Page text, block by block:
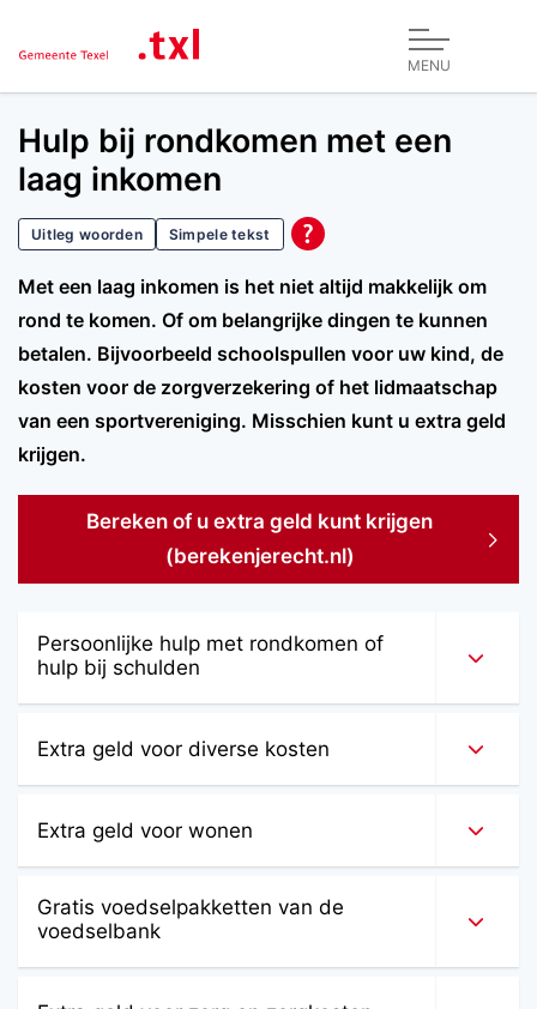
MENU
Hulp bij rondkomen met een
laag inkomen
Uitleg woorden Simpele tekst
Met een laag inkomen is het niet altijd makkelijk om
rond te komen. Of om belangrijke dingen te kunnen
betalen. Bijvoorbeeld schoolspullen voor uw kind, de
kosten voor de zorgverzekering of het lidmaatschap
van een sportvereniging. Misschien kunt u extra geld
krijgen.
Bereken of u extra geld kunt krijgen
(berekenjerecht.nl)
Persoonlijke hulp met rondkomen of
hulp bij schulden
Extra geld voor diverse kosten
Extra geld voor wonen
Gratis voedselpakketten van de
voedselbank